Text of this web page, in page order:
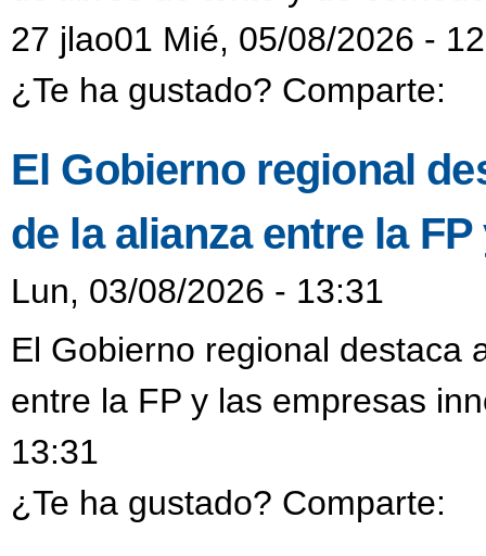
27 jlao01 Mié, 05/08/2026 -
¿Te ha gustado? Comparte:
El Gobierno regional
de la alianza entre la
Lun, 03/08/2026 - 13:31
El Gobierno regional destaca
entre la FP y las empresas
13:31
¿Te ha gustado? Comparte: